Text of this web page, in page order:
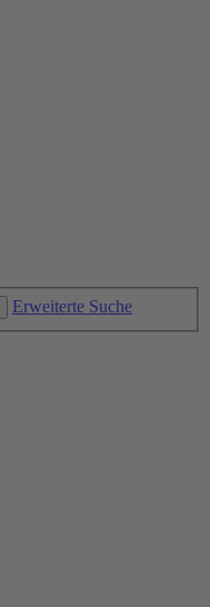
Erweiterte Suche